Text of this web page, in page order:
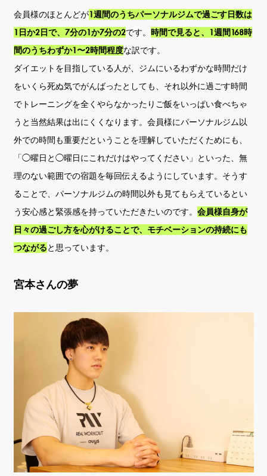
会員様のほとんどが1週間のうちパーソナルジムで過ごす日数は
1日か2日で、7分の1か7分の2です。 時間で見ると、1週間168時
間のうちわずか1〜2時間程度な訳です。
ダイエットを目指している人が、ジムにいるわずかな時間だけ
をいくら死ぬ気でがんばったとしても、それ以外に過ごす時間
でトレーニングを全くやらなかったりご飯をいっぱい食べちゃ
うと当然結果は出にくくなります。会員様にパーソナルジム以
外での時間も重要だということを理解していただくためにも、
「◯曜日と◯曜日にこれだけはやってください」といった、無
理のない範囲での宿題を毎回伝えるようにしています。そうす
ることで、パーソナルジムの時間以外も見てもらえているとい
う安心感と緊張感を持っていただきたいのです。 会員様自身が
日々の過ごし方を心がけることで、モチベーションの持続にも
つながると思っています。
宮本さんの夢